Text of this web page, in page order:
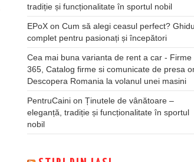
tradiție și funcționalitate în sportul nobil
EPoX on Cum să alegi ceasul perfect?
complet pentru pasionați și începători
Cea mai buna varianta de rent a car - Firme
365, Catalog firme si comunicate de presa
Descopera Romania la volanul unei masini
PentruCaini on Ținutele de vânătoare –
eleganță, tradiție și funcționalitate în sportul
nobil